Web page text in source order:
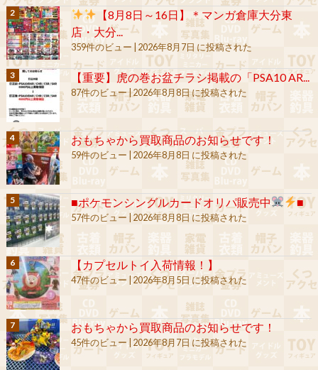
【8月8日～16日】＊マンガ倉庫大分東
店・大分...
359件のビュー 2026年8月7日 に投稿された
【重要】虎の巻お盆チラシ掲載の「PSA10 AR...
87件のビュー|2026年8月8日 に投稿された
おもちゃから買取商品のお知らせです！
59件のビュー 2026年8月8日 に投稿された
■ポケモンシングルカードオリパ販売中 ■
57件のビュー 2026年8月8日 に投稿された
【カプセルトイ入荷情報！】
47件のビュー 2026年8月5日 に投稿された
おもちゃから買取商品のお知らせです！
45件のビュー 2026年8月7日 に投稿された